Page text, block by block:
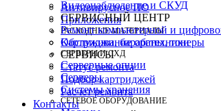
Антивирусное ПО
Приложения
РАСХОДНЫЕ МАТЕРИАЛЫ
Картриджи, барабаны, тонеры
СЕРВЕРЫ И СХД
Серверные опции
Серверы
Системы хранения
СЕТЕВОЕ ОБОРУДОВАНИЕ
Видеонаблюдение и СКУД
СЕРВИСНЫЙ ЦЕНТР
Ремонт компьютерной и
Обслуживание оргтехники
СЕРВИСЫ
Статус ремонта
Подбор картриджей
Расчет ремонта
Контакты